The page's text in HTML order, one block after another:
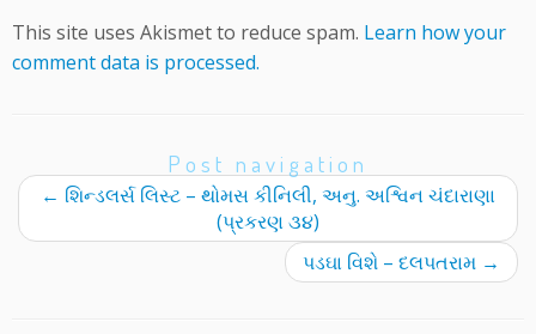
This site uses Akismet to reduce spam. Learn how your
comment data is processed.
Post navigation
← શિન્ડલર્સ લિસ્ટ – થોમસ કીનિલી, અનુ. અશ્વિન ચંદારાણા
(પ્રકરણ ૩૪)
પડઘા વિશે – દલપતરામ →